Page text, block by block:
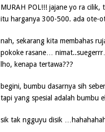
MURAH POL!!! jajane yo ra
itu harganya 300-500. ada ote-
nah, sekarang kita membahas
pokoke rasane…
lho, kenapa tertawa???
begini, bumbu dasarnya sih
tapi yang spesial adalah bumbu
sik tak ngguyu disik